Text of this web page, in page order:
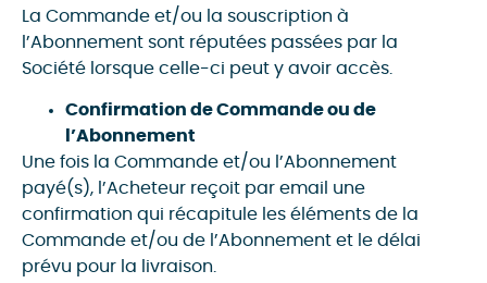
La Commande et/ou la souscription à
l’Abonnement sont réputées passées par la
Société lorsque celle-ci peut y avoir accès.
Confirmation de Commande ou de
l’Abonnement
Une fois la Commande et/ou l’Abonnement
payé(s), l’Acheteur reçoit par email une
confirmation qui récapitule les éléments de la
Commande et/ou de l’Abonnement et le délai
prévu pour la livraison.